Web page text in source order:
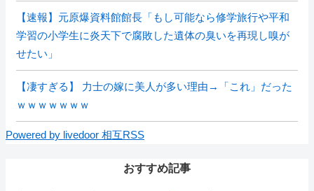
【速報】元原爆資料館館長「もし可能なら修学旅行や平和
学習の小学生に炎天下で腐敗した遺体の臭いを再現し嗅が
せたい」
【凄すぎる】 力士の嫁に美人が多い理由→「これ」だった
ｗｗｗｗｗｗｗ
Powered by livedoor 相互RSS
おすすめ記事